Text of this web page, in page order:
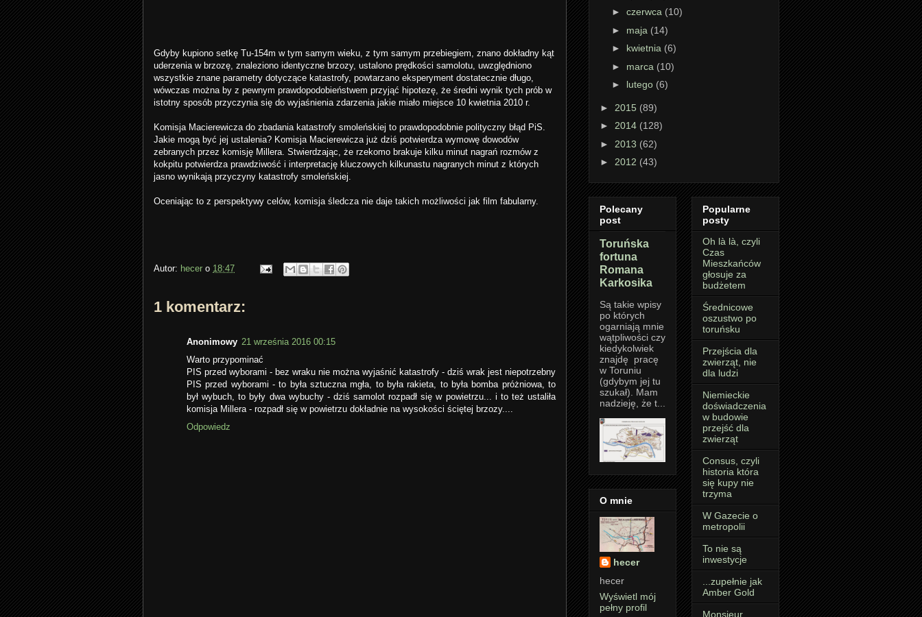
Gdyby kupiono setkę Tu-154m w tym samym wieku, z tym samym przebiegiem, znano dokładny kąt
uderzenia w brzozę, znaleziono identyczne brzozy, ustalono prędkości samolotu, uwzględniono
wszystkie znane parametry dotyczące katastrofy, powtarzano eksperyment dostatecznie długo,
wówczas można by z pewnym prawdopodobieństwem przyjąć hipotezę, że średni wynik tych prób w
istotny sposób przyczynia się do wyjaśnienia zdarzenia jakie miało miejsce 10 kwietnia 2010 r.
Komisja Macierewicza do zbadania katastrofy smoleńskiej to prawdopodobnie polityczny błąd PiS.
Jakie mogą być jej ustalenia? Komisja Macierewicza już dziś potwierdza wymowę dowodów
zebranych przez komisję Millera. Stwierdzając, że rzekomo brakuje kilku minut nagrań rozmów z
kokpitu potwierdza prawdziwość i interpretację kluczowych kilkunastu nagranych minut z których
jasno wynikają przyczyny katastrofy smoleńskiej.
Oceniając to z perspektywy celów, komisja śledcza nie daje takich możliwości jak film fabularny.
Autor: hecer o 18:47
1 komentarz:
Anonimowy 21 września 2016 00:15
Warto przypominać
PIS przed wyborami - bez wraku nie można wyjaśnić katastrofy - dziś wrak jest niepotrzebny
PIS przed wyborami - to była sztuczna mgła, to była rakieta, to była bomba próżniowa, to
był wybuch, to były dwa wybuchy - dziś samolot rozpadł się w powietrzu... i to też ustaliła
komisja Millera - rozpadł się w powietrzu dokładnie na wysokości ściętej brzozy....
Odpowiedz
► czerwca (10)
► maja (14)
► kwietnia (6)
► marca (10)
► lutego (6)
► 2015 (89)
► 2014 (128)
► 2013 (62)
► 2012 (43)
Polecany
post
Toruńska
fortuna
Romana
Karkosika
Są takie wpisy
po których
ogarniają mnie
wątpliwości czy
kiedykolwiek
znajdę pracę
w Toruniu
(gdybym jej tu
szukał). Mam
nadzieję, że t...
O mnie
hecer
hecer
Wyświetl mój
pełny profil
Popularne
posty
Oh là là, czyli
Czas
Mieszkańców
głosuje za
budżetem
Średnicowe
oszustwo po
toruńsku
Przejścia dla
zwierząt, nie
dla ludzi
Niemieckie
doświadczenia
w budowie
przejść dla
zwierząt
Consus, czyli
historia która
się kupy nie
trzyma
W Gazecie o
metropolii
To nie są
inwestycje
...zupełnie jak
Amber Gold
Monsieur